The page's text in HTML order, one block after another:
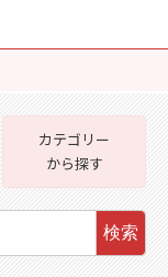
カテゴリー
から探す
検索